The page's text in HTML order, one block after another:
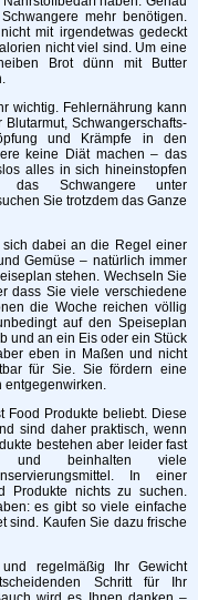
mehr benötigen.
mit irgendetwas gedeckt
nicht viel sind. Um eine
Brot dünn mit Butter
wichtig. Fehlernährung kann
Schwangerschafts-
und Krämpfe in den
keine Diät machen – das
alles in sich hineinstopfen
Schwangere unter
Sie trotzdem das Ganze
dabei an die Regel einer
Gemüse – natürlich immer
stehen. Wechseln Sie
dass Sie viele verschiedene
die Woche reichen völlig
auf den Speiseplan
und an ein Eis oder ein Stück
eben in Maßen und nicht
für Sie. Sie fördern eine
entgegenwirken.
Food Produkte beliebt. Diese
sind daher praktisch, wenn
bestehen aber leider fast
und beinhalten viele
In einer
Produkte nichts zu suchen.
es gibt so viele einfache
sind. Kaufen Sie dazu frische
regelmäßig Ihr Gewicht
Schritt für Ihr